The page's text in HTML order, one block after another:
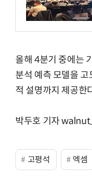
올해 4분기 중에는
분석 예측 모델을
적 설명까지 제공한
박두호 기자
고평석 엑셈